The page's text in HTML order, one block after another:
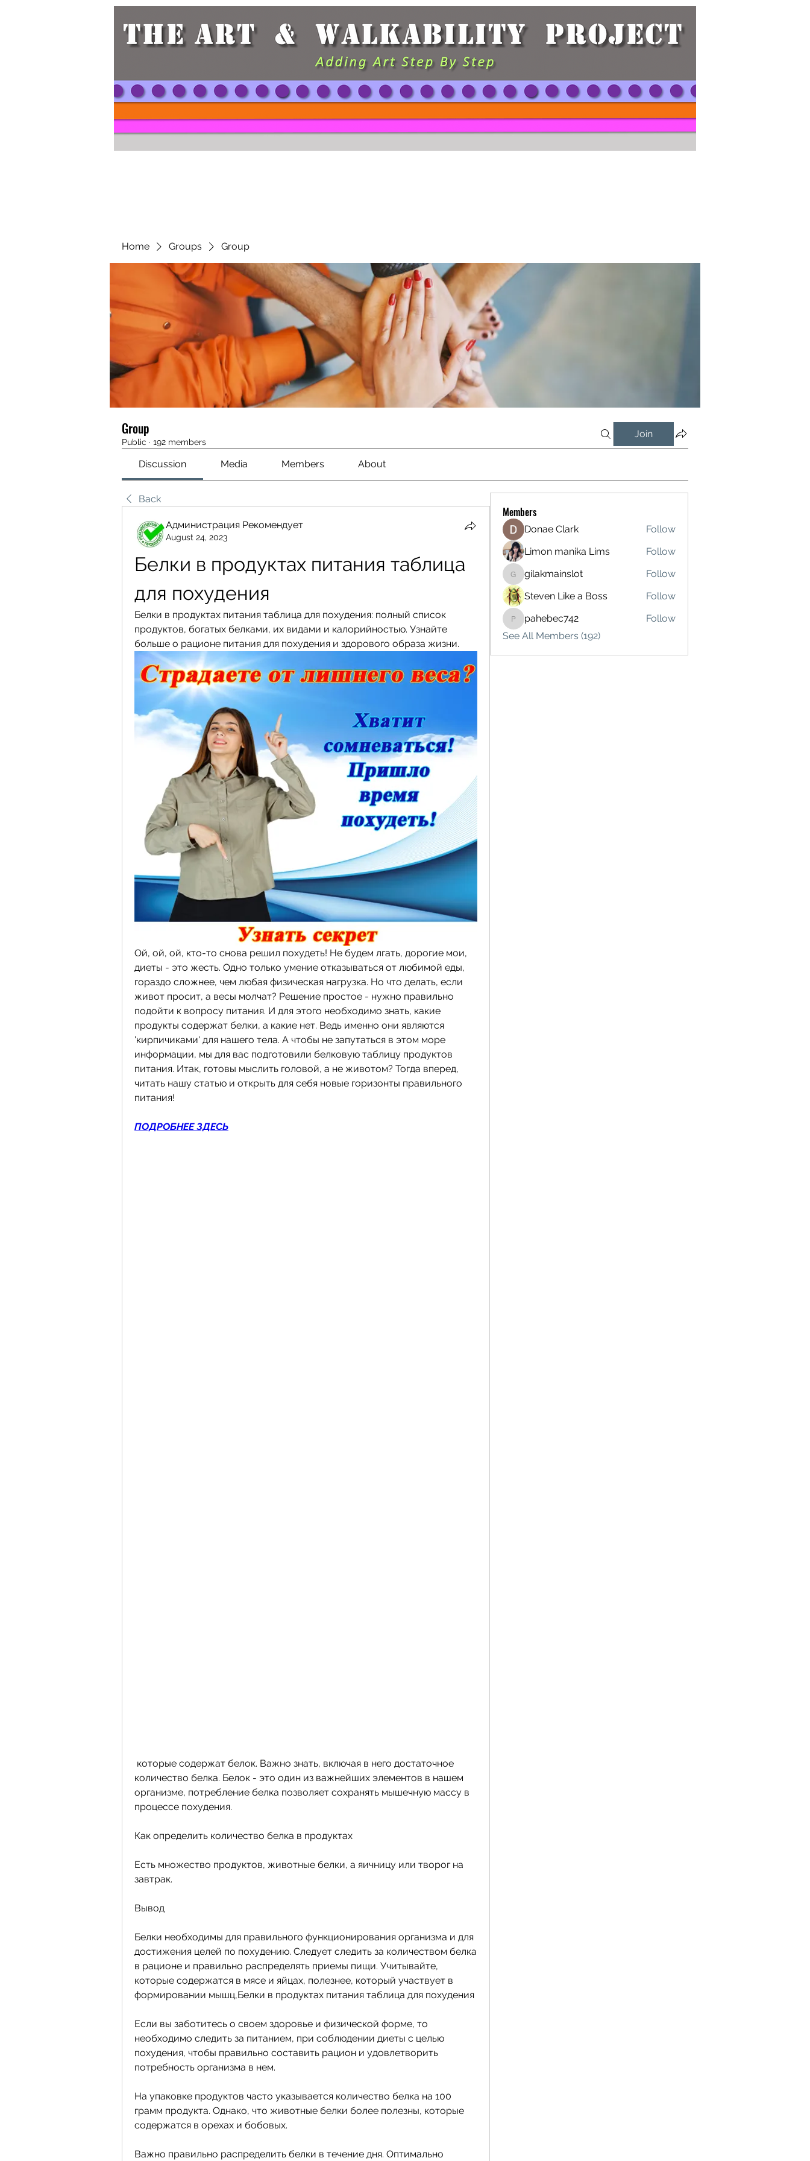
Home Groups Group
Group
Public · 192 members
Join
Discussion Media Members About
Back
Администрация Рекомендует
August 24, 2023
Белки в продуктах питания таблица
для похудения
Белки в продуктах питания таблица для похудения: полный список
продуктов, богатых белками, их видами и калорийностью. Узнайте
больше о рационе питания для похудения и здорового образа жизни.
Ой, ой, ой, кто-то снова решил похудеть! Не будем лгать, дорогие мои,
диеты - это жесть. Одно только умение отказываться от любимой еды,
гораздо сложнее, чем любая физическая нагрузка. Но что делать, если
живот просит, а весы молчат? Решение простое - нужно правильно
подойти к вопросу питания. И для этого необходимо знать, какие
продукты содержат белки, а какие нет. Ведь именно они являются
'кирпичиками' для нашего тела. А чтобы не запутаться в этом море
информации, мы для вас подготовили белковую таблицу продуктов
питания. Итак, готовы мыслить головой, а не животом? Тогда вперед,
читать нашу статью и открыть для себя новые горизонты правильного
питания!
ПОДРОБНЕЕ ЗДЕСЬ
количество белка. Белок - это один из важнейших элементов в нашем
организме, потребление белка позволяет сохранять мышечную массу в
процессе похудения.
Как определить количество белка в продуктах
Есть множество продуктов, животные белки, а яичницу или творог на
завтрак.
Вывод
Белки необходимы для правильного функционирования организма и для
достижения целей по похудению. Следует следить за количеством белка
в рационе и правильно распределять приемы пищи. Учитывайте,
которые содержатся в мясе и яйцах, полезнее, который участвует в
формировании мышц,Белки в продуктах питания таблица для похудения
Если вы заботитесь о своем здоровье и физической форме, то
необходимо следить за питанием, при соблюдении диеты с целью
похудения, чтобы правильно составить рацион и удовлетворить
потребность организма в нем.
На упаковке продуктов часто указывается количество белка на 100
грамм продукта. Однако, что животные белки более полезны, которые
содержатся в орехах и бобовых.
Важно правильно распределить белки в течение дня. Оптимально
Members
Donae Clark
Follow
Limon manika Lims
Follow
gilakmainslot
gilakmainslot
Follow
Steven Like a Boss
Follow
pahebec742
pahebec742
Follow
See All Members (192)